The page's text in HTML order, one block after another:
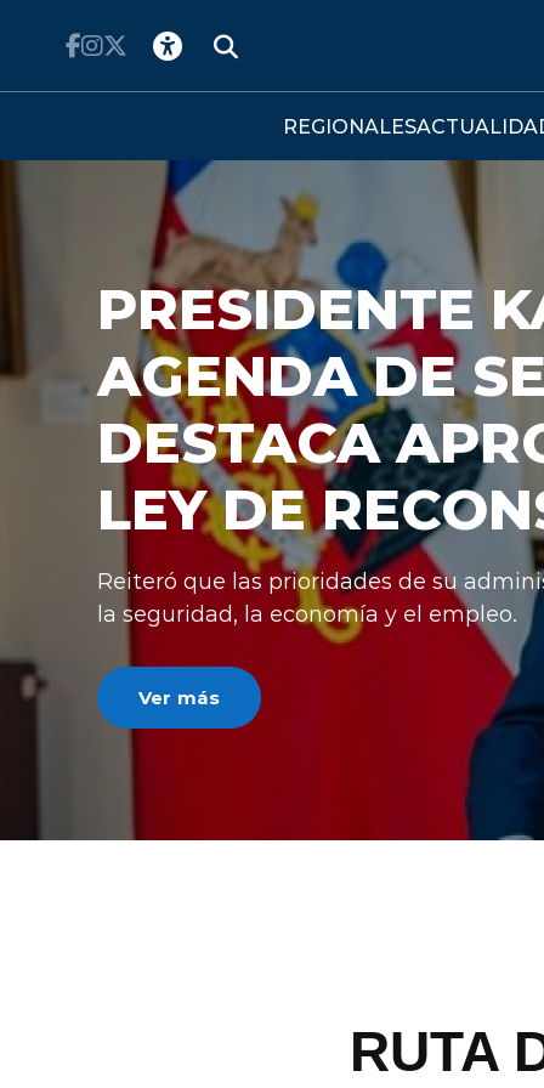
REGIONALES
A LEY:
DESPACHO
Ahora la ley deberá superar la
luego de recursos impuestos por
critican la norma por desigualdad
Ver más
RUTA